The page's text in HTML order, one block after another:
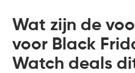
Wat zijn de
voor Black
Watch deals